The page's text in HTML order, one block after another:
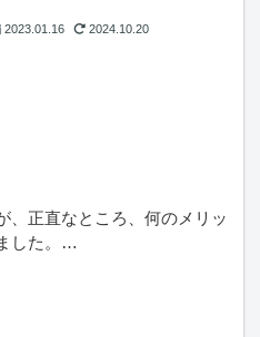
2023.01.16 2024.10.20
、正直なところ、何のメリッ
した。…